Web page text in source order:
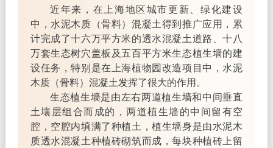
近年来，在上海地区城市更新、绿化建设
中，水泥木质（骨料）混凝土得到推广应用，累
计完成了十六万平方米的透水混凝土道路、十八
万套生态树穴盖板及五百平方米生态植生墙的建
设任务，特别是在上海植物园改造项目中，水泥
木质（骨料）混凝土发挥了很大的作用。
生态植生墙是由左右两道植生墙和中间垂直
土壤层组合而成的，两道植生墙的中间留有空
腔，空腔内填满了种植土，植生墙身是由水泥木
质透水混凝土种植砖砌筑而成，每块种植砖上留